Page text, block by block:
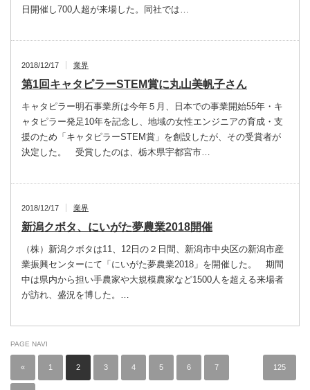
日開催し700人超が来場した。同社では…
2018/12/17 業界
第1回キャタピラーSTEM賞に丸山美帆子さん
キャタピラー明石事業所は今年５月、日本での事業開始55年・キ
ャタピラー発足10年を記念し、地域の女性エンジニアの育成・支
援のため「キャタピラーSTEM賞」を創設したが、その受賞者が
決定した。 受賞したのは、栃木県宇都宮市…
2018/12/17 業界
新潟クボタ、にいがた夢農業2018開催
（株）新潟クボタは11、12日の２日間、新潟市中央区の新潟市産
業振興センターにて「にいがた夢農業2018」を開催した。 期間
中は県内から担い手農家や大規模農家など1500人を超える来場者
が訪れ、盛況を博した。…
PAGE NAVI
« 1 2 3 4 5 6 7 125